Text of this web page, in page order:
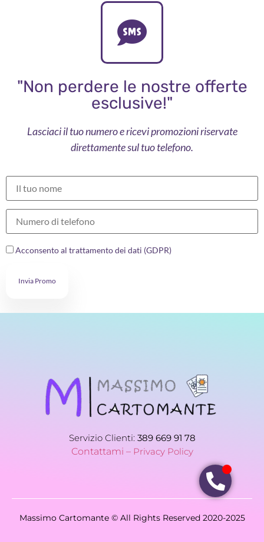
"Non perdere le nostre offerte
esclusive!"
Lasciaci il tuo numero e ricevi promozioni riservate
direttamente sul tuo telefono.
Acconsento al trattamento dei dati (GDPR)
Invia Promo
Servizio Clienti: 389 669 91 78
Contattami – Privacy Policy
Massimo Cartomante © All Rights Reserved 2020-2025